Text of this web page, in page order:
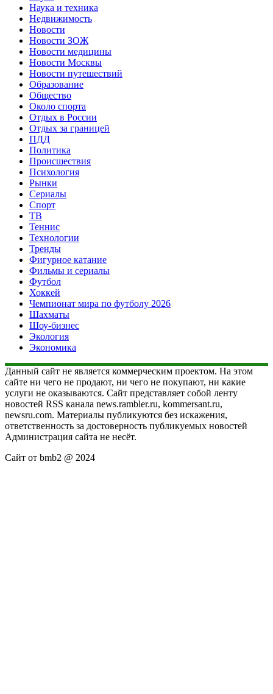
Наука и техника
Недвижимость
Новости
Новости ЗОЖ
Новости медицины
Новости Москвы
Новости путешествий
Образование
Общество
Около спорта
Отдых в России
Отдых за границей
ПДД
Политика
Происшествия
Психология
Рынки
Сериалы
Спорт
ТВ
Теннис
Технологии
Тренды
Фигурное катание
Фильмы и сериалы
Футбол
Хоккей
Чемпионат мира по футболу 2026
Шахматы
Шоу-бизнес
Экология
Экономика
Данный сайт не является коммерческим проектом. На этом
сайте ни чего не продают, ни чего не покупают, ни какие
услуги не оказываются. Сайт представляет собой ленту
новостей RSS канала news.rambler.ru, kommersant.ru,
newsru.com. Материалы публикуются без искажения,
ответственность за достоверность публикуемых новостей
Администрация сайта не несёт.
Сайт от bmb2 @ 2024